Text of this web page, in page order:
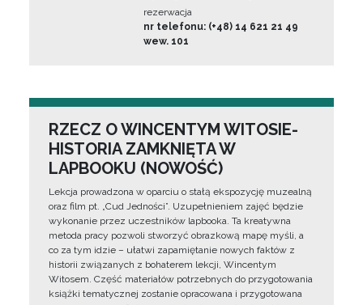
rezerwacja
nr telefonu: (+48) 14 621 21 49
wew. 101
RZECZ O WINCENTYM WITOSIE-
HISTORIA ZAMKNIĘTA W
LAPBOOKU (NOWOŚĆ)
Lekcja prowadzona w oparciu o stałą ekspozycję muzealną
oraz film pt. „Cud Jedności”. Uzupełnieniem zajęć będzie
wykonanie przez uczestników lapbooka. Ta kreatywna
metoda pracy pozwoli stworzyć obrazkową mapę myśli, a
co za tym idzie – ułatwi zapamiętanie nowych faktów z
historii związanych z bohaterem lekcji, Wincentym
Witosem. Część materiałów potrzebnych do przygotowania
książki tematycznej zostanie opracowana i przygotowana